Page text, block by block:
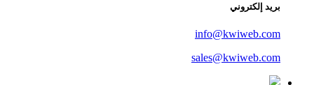
بريد إلكتروني
info@kwiweb.com
sales@kwiweb.com